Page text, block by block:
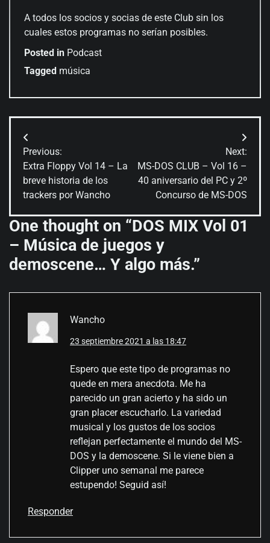
A todos los socios y socias de este Club sin los
cuales estos programas no serían posibles.
Posted in Podcast
Tagged música
Navegación
de
entradas
Previous:
Extra Floppy Vol 14 – La
breve historia de los
trackers por Wancho
Next:
MS-DOS CLUB – Vol 16 –
40 aniversario del PC y 2º
Concurso de MS-DOS
One thought on “DOS MIX Vol 01
– Música de juegos y
demoscene… Y algo más.”
Wancho
23 septiembre 2021 a las 18:47
Espero que este tipo de programas no
quede en mera anecdota. Me ha
parecido un gran acierto y ha sido un
gran placer escucharlo. La variedad
musical y los gustos de los socios
reflejan perfectamente el mundo del MS-
DOS y la demoscene. Si le viene bien a
Clipper uno semanal me parece
estupendo! Seguid así!
Responder